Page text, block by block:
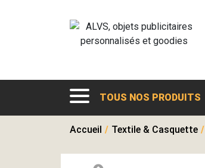
TOUS NOS PRODUITS
Accueil / Textile & Casquette /